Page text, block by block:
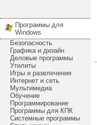
Программы для
Windows
Безопасность
Графика и дизайн
Деловые программы
Утилиты
Игры и развлечения
Интернет и сеть
Мультимедиа
Обучение
Программирование
Программы для КПК
Системные программы